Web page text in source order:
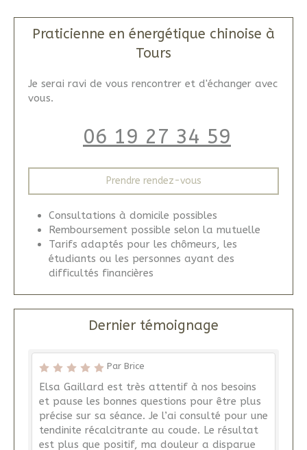
Praticienne en énergétique chinoise à
Tours
Je serai ravi de vous rencontrer et d'échanger avec
vous.
06 19 27 34 59
Prendre rendez-vous
Consultations à domicile possibles
Remboursement possible selon la mutuelle
Tarifs adaptés pour les chômeurs, les
étudiants ou les personnes ayant des
difficultés financières
Dernier témoignage
Par Brice
Elsa Gaillard est très attentif à nos besoins
et pause les bonnes questions pour être plus
précise sur sa séance. Je l’ai consulté pour une
tendinite récalcitrante au coude. Le résultat
est plus que positif, ma douleur a disparue